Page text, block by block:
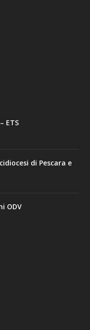
ETS
di Pescara e
ODV